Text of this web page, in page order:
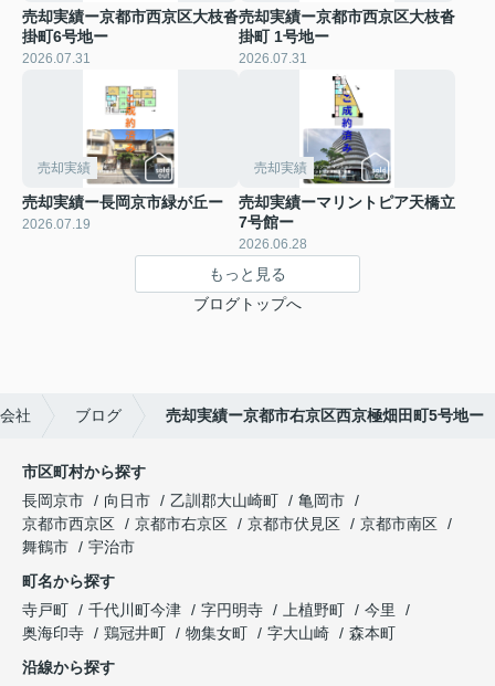
売却実績ー京都市西京区大枝沓
掛町6号地ー
2026.07.31
売却実績ー京都市西京区大枝沓
掛町 1号地ー
2026.07.31
売却実績
売却実績ー長岡京市緑が丘ー
2026.07.19
売却実績
売却実績ーマリントピア天橋立
7号館ー
2026.06.28
もっと見る
ブログトップへ
社 ブログ 売却実績ー京都市右京区西京極畑田町5号地ー
市区町村から探す
長岡京市
向日市 乙訓郡大山崎町
亀岡市
京都市西京区
京都市右京区 京都市伏見区
京都市南区
舞鶴市
宇治市
町名から探す
寺戸町
千代川町今津 字円明寺 上植野町
今里
奥海印寺
鶏冠井町 物集女町 字大山崎
森本町
沿線から探す